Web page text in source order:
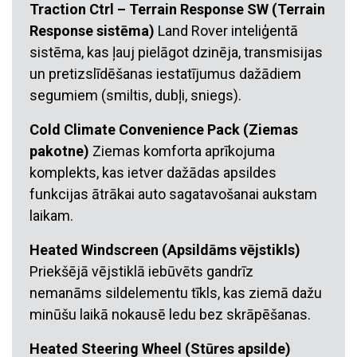
Traction Ctrl – Terrain Response SW (Terrain
Response sistēma) Land Rover inteliģentā
sistēma, kas ļauj pielāgot dzinēja, transmisijas
un pretizslīdēšanas iestatījumus dažādiem
segumiem (smiltis, dubļi, sniegs).
Cold Climate Convenience Pack (Ziemas
pakotne) Ziemas komforta aprīkojuma
komplekts, kas ietver dažādas apsildes
funkcijas ātrākai auto sagatavošanai aukstam
laikam.
Heated Windscreen (Apsildāms vējstikls)
Priekšējā vējstiklā iebūvēts gandrīz
nemanāms sildelementu tīkls, kas ziemā dažu
minūšu laikā nokausē ledu bez skrāpēšanas.
Heated Steering Wheel (Stūres apsilde)